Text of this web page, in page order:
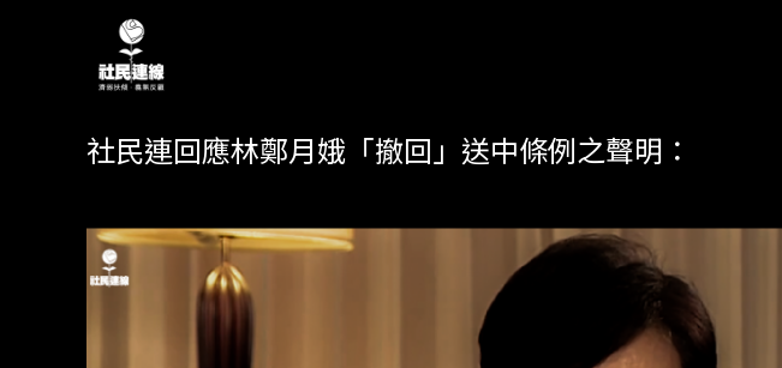
社民連回應林鄭月娥「撤回」送中條例之聲明：